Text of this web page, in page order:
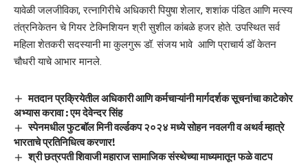
यावेळी जलजीविका, रत्नागिरीचे अधिकारी पियुषा शेलार, शशांक पंडित आणि मत्स्य
तंत्रनिकेतन चे गियर टेक्निशियन श्री सुशील कांबळे हजर होते. उपस्थित सर्व
महिला शेतकरी सदस्यानी मा कुलगुरू डॉ. संजय भावे आणि प्राचार्य डॉ केतन
चौधरी याचे आभार मानले.
मतदान प्रक्रियेतील अधिकारी आणि कर्मचाऱ्यांनी मार्गदर्शक सूचनांचा काटेकोर
अभ्यास करावा : एम देवेन्दर सिंह
स्पेनमधील फुटबॉल मिनी वर्ल्डकप २०२४ मध्ये सोहन नवलगी व अथर्व म्हात्रे
भारताचे प्रतिनिधित्व करणार!
श्री छत्रपती शिवाजी महाराज सामाजिक संस्थेच्या माध्यमातून फळे वाटप